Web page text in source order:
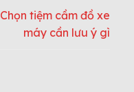
Chọn tiệm cầm đồ xe
máy cần lưu ý gì